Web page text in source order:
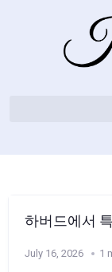
하버드에서
July 16, 2026 1